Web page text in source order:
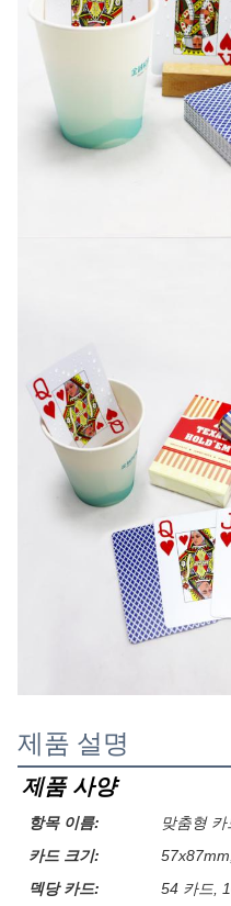
제품 설명
제품 사양
항목 이름:
맞춤형
카드 크기:
덱당 카드:
54 카드,